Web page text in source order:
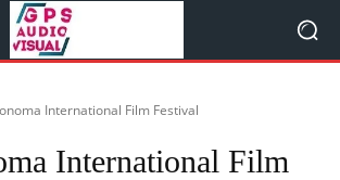
International Film Festival
International Film